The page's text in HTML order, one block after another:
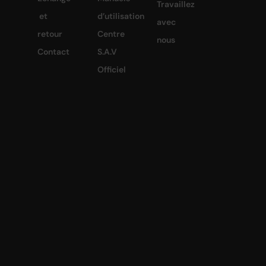
et
retour
Contact
d’utilisation
Centre
S.A.V
Officiel
Travaillez
avec
nous